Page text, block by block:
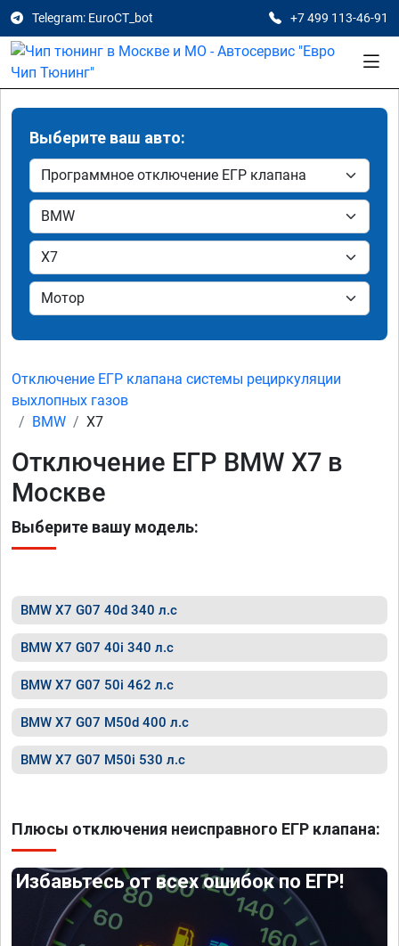
Telegram: EuroCT_bot +7 499 113-46-91
Выберите ваш авто:
Отключение ЕГР клапана системы рециркуляции
выхлопных газов
BMW
X7
Отключение ЕГР BMW X7 в
Москве
Выберите вашу модель:
BMW X7 G07 40d 340 л.с
BMW X7 G07 40i 340 л.с
BMW X7 G07 50i 462 л.с
BMW X7 G07 M50d 400 л.с
BMW X7 G07 M50i 530 л.с
Плюсы отключения неисправного ЕГР клапана:
Избавьтесь от всех ошибок по ЕГР!